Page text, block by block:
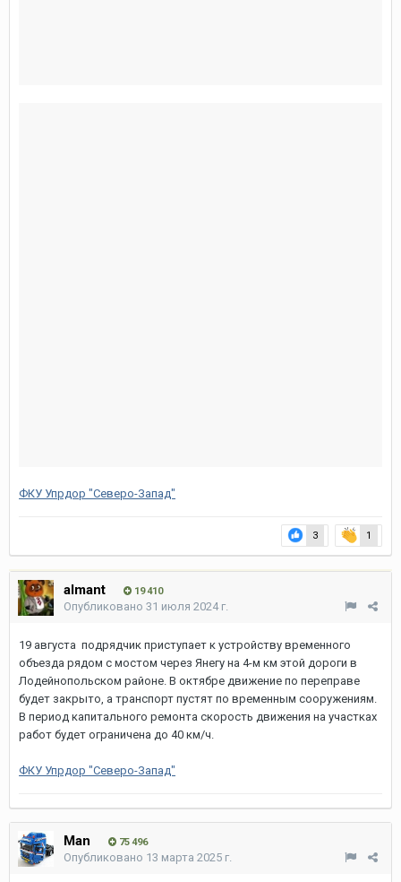
ФКУ Упрдор "Северо-Запад"
3 1
almant 19 410
Опубликовано 31 июля 2024 г.
19 августа подрядчик приступает к устройству временного
объезда рядом с мостом через Янегу на 4-м км этой дороги в
Лодейнопольском районе. В октябре движение по переправе
будет закрыто, а транспорт пустят по временным сооружениям.
В период капитального ремонта скорость движения на участках
работ будет ограничена до 40 км/ч.
ФКУ Упрдор "Северо-Запад"
Man 75 496
Опубликовано 13 марта 2025 г.